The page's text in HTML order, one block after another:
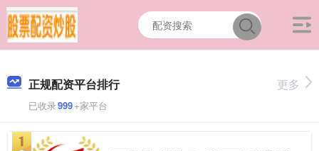
正规配资平台排行
已收录999+家平台
更多